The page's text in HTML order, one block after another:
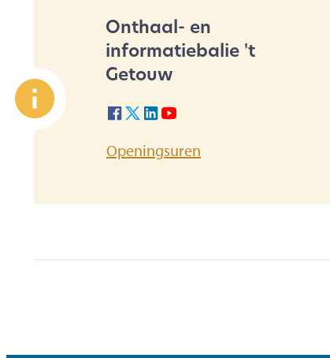
contact
Onthaal- en
informatiebalie 't
Getouw
Facebook Onthaal- en
Twitter Onthaal- en
Linkedin Onthaal- en
Youtube Onthaal- en
Openingsuren Onthaal- en